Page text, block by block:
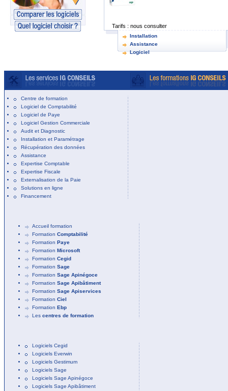
Tarifs : nous consulter
Installation
Assistance
Logiciel
Centre de formation
Logiciel de Comptabilité
Logiciel de Paye
Logiciel Gestion Commerciale
Audit et Diagnostic
Installation et Paramétrage
Récupération des données
Assistance
Expertise Comptable
Expertise Fiscale
Externalisation de la Paie
Solutions en ligne
Financement
Accueil formation
Formation Comptabilité
Formation Paye
Formation Microsoft
Formation Cegid
Formation Sage
Formation Sage Apinégoce
Formation Sage Apibâtiment
Formation Sage Apiservices
Formation Ciel
Formation Ebp
Les centres de formation
Logiciels Cegid
Logiciels Everwin
Logiciels Gestimum
Logiciels Sage
Logiciels Sage Apinégoce
Logiciels Sage Apibâtiment